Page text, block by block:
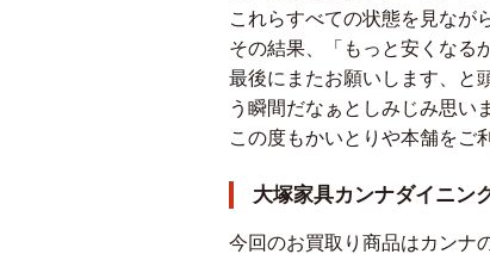
これらすべての状態を見なが
その結果、「もっと安くなる
最後にまたお願いします、と
う瞬間だなぁとしみじみ思い
この度もかいとりや本舗をご
大塚家具カンナダイニン
今回のお買取り商品はカンナ